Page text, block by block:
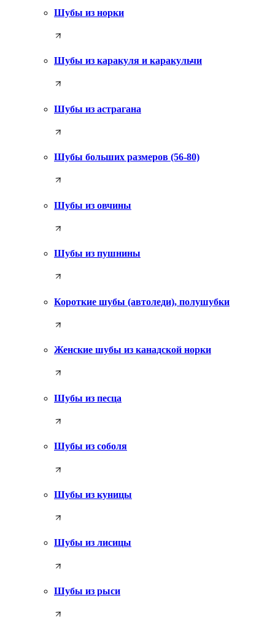
Шубы из норки
Шубы из каракуля и каракульчи
Шубы из астрагана
Шубы больших размеров (56-80)
Шубы из овчины
Шубы из пушнины
Короткие шубы (автоледи), полушубки
Женские шубы из канадской норки
Шубы из песца
Шубы из соболя
Шубы из куницы
Шубы из лисицы
Шубы из рыси